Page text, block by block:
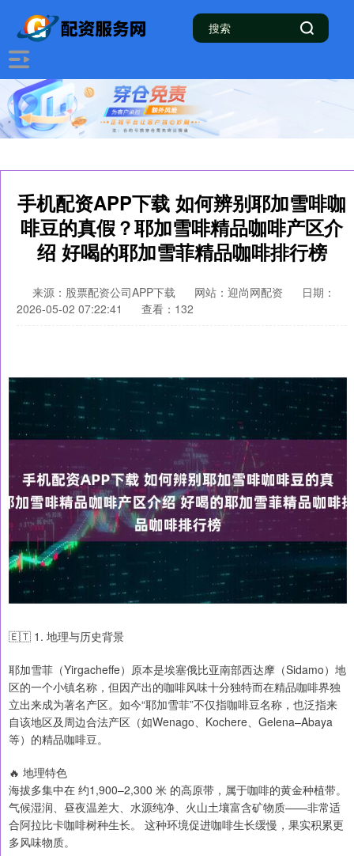
手机配资APP下载 如何辨别耶加雪啡咖
啡豆的真假？耶加雪啡精品咖啡产区介
绍 好喝的耶加雪菲精品咖啡排行榜
来源：股票配资公司APP下载 网站：迎尚网配资
日期：
2026-05-02 07:22:41
查看：132
🇪🇹 1. 地理与历史背景
耶加雪菲（Yirgacheffe）原本是埃塞俄比亚南部西达摩（Sidamo）地
区的一个小镇名称，但因产出的咖啡风味十分独特而在精品咖啡界独
立出来成为著名产区。如今“耶加雪菲”不仅指咖啡豆名称，也泛指来
自该地区及周边合法产区（如Wenago、Kochere、Gelena–Abaya
等）的精品咖啡豆。
🔥 地理特色
海拔多集中在 约1,900–2,300 米 的高原带，属于咖啡的黄金种植带。
气候湿润、昼夜温差大、水源纯净、火山土壤富含矿物质——非常适
合阿拉比卡咖啡树种生长。 这种环境促进咖啡生长缓慢，果实积累更
多风味物质。